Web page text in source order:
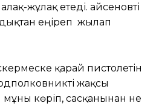
жұлақ етеді. Қайсеновті
еңіреп жылап
қарай пистолетін
жақсы
көріп, сасқанынан не